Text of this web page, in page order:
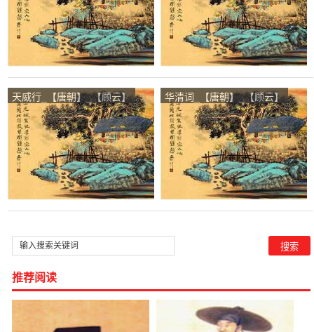
天威行_【唐朝】_【顾云】 华清词_【唐朝】_【顾云】
推荐阅读